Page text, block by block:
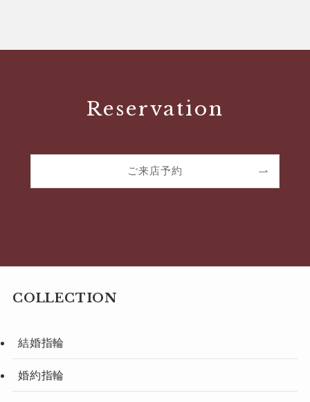
Reservation
ご来店予約
COLLECTION
結婚指輪
婚約指輪